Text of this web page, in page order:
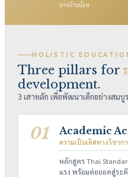
การบ้านน้อย
HOLISTIC
Three pillars for
development.
3 เสาหลัก เพื่อพัฒนาเด็กอย่างสม
01 Academic
ความเป็นเลิศทางวิชาก
หลักสูตร Thai
แรง พร้อมต่อยอดสู่ระ